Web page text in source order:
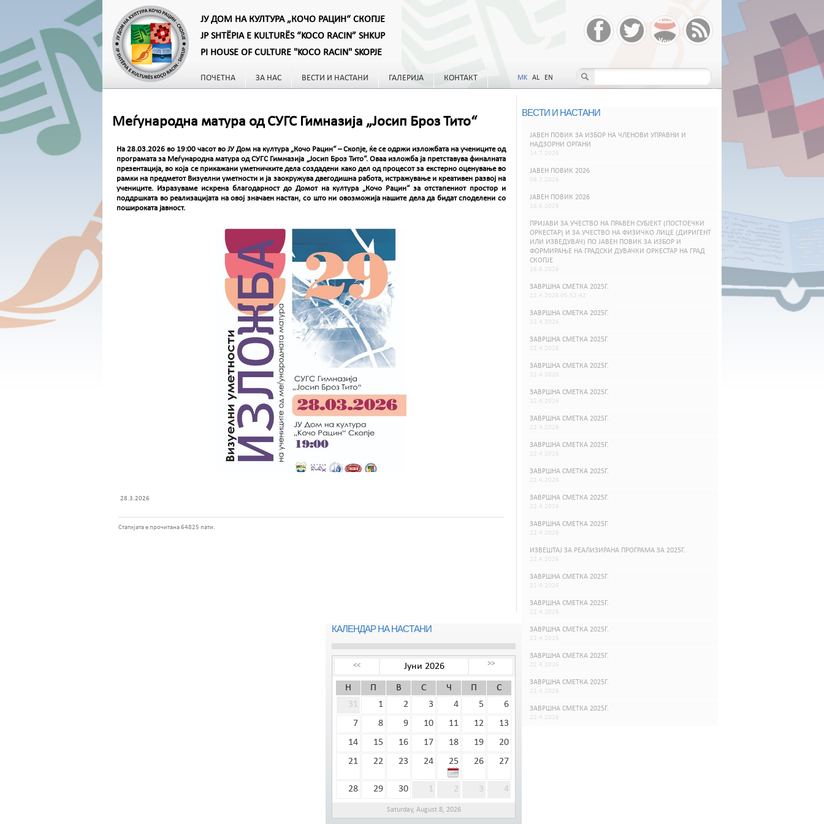
ЈУ ДОМ НА КУЛТУРА „КОЧО РАЦИН“ СКОПЈЕ
JP SHTËPIA E KULTURËS “KOCO RACIN” SHKUP
PI HOUSE OF CULTURE "KOCO RACIN" SKOPJE
ПОЧЕТНА ЗА НАС ВЕСТИ И НАСТАНИ ГАЛЕРИЈА КОНТАКТ MK AL EN
Меѓународна матура од СУГС Гимназија „Јосип Броз Тито“
На 28.03.2026 во 19:00 часот во ЈУ Дом на култура „Кочо Рацин“ – Скопје, ќе се одржи изложбата на учениците од
програмата за Меѓународна матура од СУГС Гимназија „Јосип Броз Тито“. Оваа изложба ја претставува финалната
презентација, во која се прикажани уметничките дела создадени како дел од процесот за екстерно оценување во
рамки на предметот Визуелни уметности и ја заокружува двегодишна работа, истражување и креативен развој на
учениците. Изразуваме искрена благодарност до Домот на култура „Кочо Рацин“ за отстапениот простор и
поддршката во реализацијата на овој значаен настан, со што ни овозможија нашите дела да бидат споделени со
пошироката јавност.
28.3.2026
Статијата е прочитана 64825 пати.
ВЕСТИ И НАСТАНИ
ЈАВЕН ПОВИК ЗА ИЗБОР НА ЧЛЕНОВИ УПРАВНИ И
НАДЗОРНИ ОРГАНИ
14.7.2026
ЈАВЕН ПОВИК 2026
06.7.2026
ЈАВЕН ПОВИК 2026
16.6.2026
ПРИЈАВИ ЗА УЧЕСТВО НА ПРАВЕН СУБЈЕКТ (ПОСТОЕЧКИ
ОРКЕСТАР) И ЗА УЧЕСТВО НА ФИЗИЧКО ЛИЦЕ (ДИРИГЕНТ
ИЛИ ИЗВЕДУВАЧ) ПО ЈАВЕН ПОВИК ЗА ИЗБОР И
ФОРМИРАЊЕ НА ГРАДСКИ ДУВАЧКИ ОРКЕСТАР НА ГРАД
СКОПЈЕ
16.6.2026
ЗАВРШНА СМЕТКА 2025Г.
22.4.2026 05:52:42
ЗАВРШНА СМЕТКА 2025Г.
22.4.2026
ЗАВРШНА СМЕТКА 2025Г.
22.4.2026
ЗАВРШНА СМЕТКА 2025Г.
22.4.2026
ЗАВРШНА СМЕТКА 2025Г.
22.4.2026
ЗАВРШНА СМЕТКА 2025Г.
22.4.2026
ЗАВРШНА СМЕТКА 2025Г.
22.4.2026
ЗАВРШНА СМЕТКА 2025Г.
22.4.2026
ЗАВРШНА СМЕТКА 2025Г.
22.4.2026
ЗАВРШНА СМЕТКА 2025Г.
22.4.2026
ИЗВЕШТАЈ ЗА РЕАЛИЗИРАНА ПРОГРАМА ЗА 2025Г.
22.4.2026
ЗАВРШНА СМЕТКА 2025Г.
22.4.2026
ЗАВРШНА СМЕТКА 2025Г.
22.4.2026
ЗАВРШНА СМЕТКА 2025Г.
22.4.2026
ЗАВРШНА СМЕТКА 2025Г.
22.4.2026
ЗАВРШНА СМЕТКА 2025Г.
22.4.2026
ЗАВРШНА СМЕТКА 2025Г.
22.4.2026
КАЛЕНДАР НА НАСТАНИ
<< Јуни 2026 >>
Н П В С Ч П
С
31
1 2 3 4 5
6
7
8 9 10 11 12
13
14
15 16 17 18 19
20
21
22 23 24 25 26 27
28 29 30 1 2 3 4
Saturday, August 8, 2026